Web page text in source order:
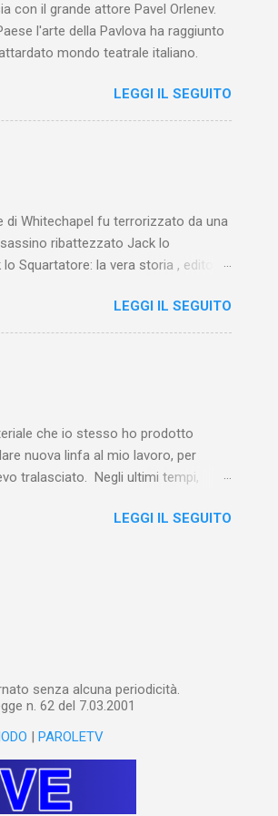
con il grande attore Pavel Orlenev.
l'arte della Pavlova ha raggiunto
mondo teatrale italiano.
LEGGI IL SEGUITO
di Whitechapel fu terrorizzato da una
ribattezzato Jack lo
Squartatore: la vera storia , edito da
di Whitechapel e del East End e a
davvero sconsolante:
e al suo vertice c’era una
subalterne. Non era
che abitavano nell’East End e
LEGGI IL SEGUITO
che io stesso ho prodotto
nuova linfa al mio lavoro, per
tralasciato. Negli ultimi tempi,
realizzato nel corso del tempo e che
LEGGI IL SEGUITO
senza alcuna periodicità.
n. 62 del 7.03.2001
| PAROLETV